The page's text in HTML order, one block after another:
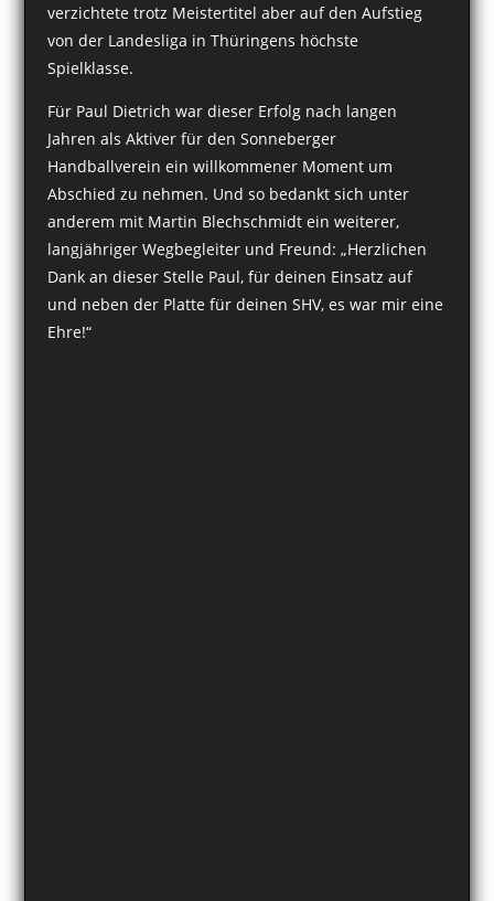
verzichtete trotz Meistertitel aber auf den Aufstieg
von der Landesliga in Thüringens höchste
Spielklasse.
Für Paul Dietrich war dieser Erfolg nach langen
Jahren als Aktiver für den Sonneberger
Handballverein ein willkommener Moment um
Abschied zu nehmen. Und so bedankt sich unter
anderem mit Martin Blechschmidt ein weiterer,
langjähriger Wegbegleiter und Freund: „Herzlichen
Dank an dieser Stelle Paul, für deinen Einsatz auf
und neben der Platte für deinen SHV, es war mir eine
Ehre!“